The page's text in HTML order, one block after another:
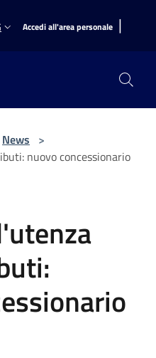
Accedi all'area personale |
News >
nuovo concessionario